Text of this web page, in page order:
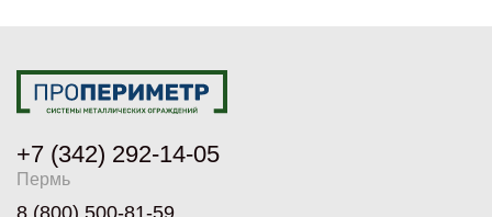
+7 (342) 292-14-05
Пермь
8 (800) 500-81-59